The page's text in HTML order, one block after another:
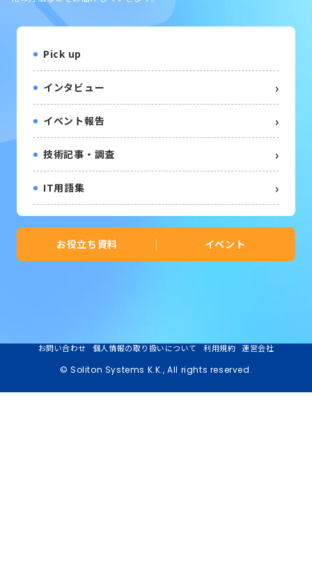
Pick up
インタビュー
イベント報告
技術記事・調査
IT用語集
お役立ち資料 イベント
© Soliton Systems K.K., All rights reserved.
お問い合わせ 個人情報の取り扱いについて 利用規約 運営会社